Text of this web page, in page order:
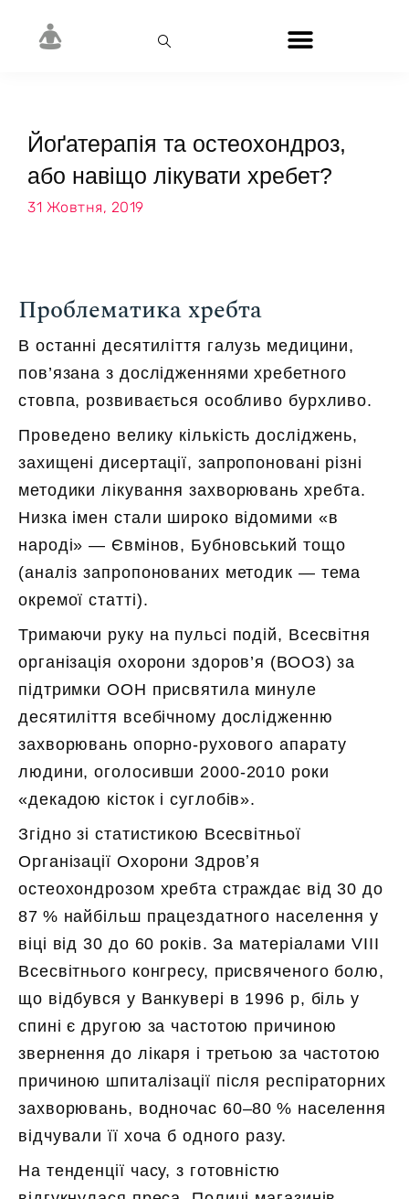
Йоґатерапія та остеохондроз,
або навіщо лікувати хребет?
31 Жовтня, 2019
Проблематика хребта
В останні десятиліття галузь медицини,
пов’язана з дослідженнями хребетного
стовпа, розвивається особливо бурхливо.
Проведено велику кількість досліджень,
захищені дисертації, запропоновані різні
методики лікування захворювань хребта.
Низка імен стали широко відомими «в
народі» — Євмінов, Бубновський тощо
(аналіз запропонованих методик — тема
окремої статті).
Тримаючи руку на пульсі подій, Всесвітня
організація охорони здоров’я (ВООЗ) за
підтримки ООН присвятила минуле
десятиліття всебічному дослідженню
захворювань опорно-рухового апарату
людини, оголосивши 2000-2010 роки
«декадою кісток і суглобів».
Згідно зі статистикою Всесвітньої
Організації Охорони Здровʼя
остеохондрозом хребта страждає від 30 до
87 % найбільш працездатного населення у
віці від 30 до 60 років. За матеріалами VIII
Всесвітнього конгресу, присвяченого болю,
що відбувся у Ванкувері в 1996 р, біль у
спині є другою за частотою причиною
звернення до лікаря і третьою за частотою
причиною шпиталізації після респіраторних
захворювань, водночас 60–80 % населення
відчували її хоча б одного разу.
На тенденції часу, з готовністю